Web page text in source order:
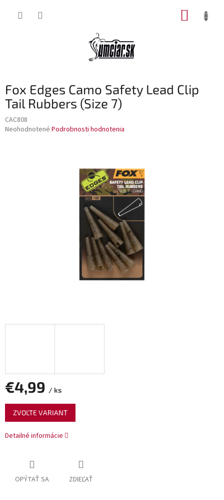
Fox Edges Camo Safety Lead Clip
Tail Rubbers (Size 7)
CAC808
Priemerné
Neohodnotené Podrobnosti hodnotenia
€4,99 / ks
Jednotková
cena:
ZVOĽTE VARIANT
Detailné informácie
OPÝTAŤ SA ZDIEĽAŤ